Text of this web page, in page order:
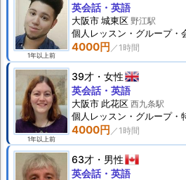
1年以上前
4000円
英会話・英語
大阪市 城東区 野江駅
個人 レッスン ・グループ・
1年以上前
39才 女性
4000円
英会話・英語
大阪市 此花区 西九条駅
個人 レッスン ・グループ・
63才 男性
英会話・英語